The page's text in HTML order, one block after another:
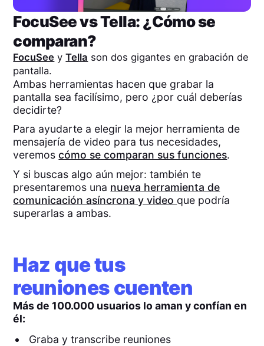
FocuSeevsTella: ¿Cómo se
comparan?
FocuSee yTella son dos gigantes en grabación de
pantalla.
Ambas herramientas hacen que grabar la
pantalla sea facilísimo, pero ¿por cuál deberías
decidirte?
Para ayudarte a elegir la mejor herramienta de
mensajería de video para tus necesidades,
veremoscómo se comparan sus funciones.
Y si buscas algo aún mejor: también te
presentaremos una nueva herramienta de
comunicación asíncrona y video que podría
superarlas a ambas.
Haz que tus
reuniones cuenten
Más de 100.000 usuarios lo aman y confían en
él:
Graba y transcribe reuniones